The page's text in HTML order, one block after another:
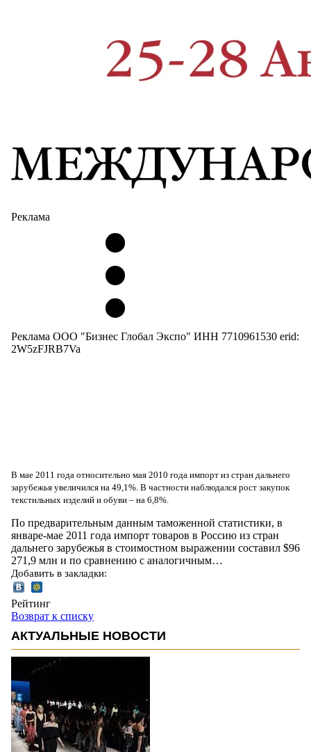
Реклама
Реклама ООО "Бизнес Глобал Экспо" ИНН 7710961530 erid:
2W5zFJRB7Va
В мае 2011 года относительно мая 2010 года импорт из стран дальнего
зарубежья увеличился на 49,1%. В частности наблюдался рост закупок
текстильных изделий и обуви – на 6,8%.
По предварительным данным таможенной статистики, в
январе-мае 2011 года импорт товаров в Россию из стран
дальнего зарубежья в стоимостном выражении составил $96
271,9 млн и по сравнению с аналогичным…
Добавить в закладки:
Рейтинг
Возврат к списку
АКТУАЛЬНЫЕ НОВОСТИ